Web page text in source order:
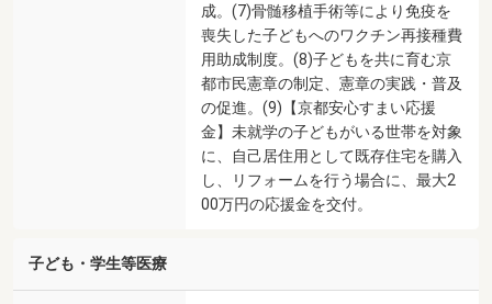
成。(7)骨髄移植手術等により免疫を
喪失した子どもへのワクチン再接種費
用助成制度。(8)子どもを共に育む京
都市民憲章の制定、憲章の実践・普及
の促進。(9)【京都安心すまい応援
金】未就学の子どもがいる世帯を対象
に、自己居住用として既存住宅を購入
し、リフォームを行う場合に、最大2
00万円の応援金を交付。
子ども・学生等医療